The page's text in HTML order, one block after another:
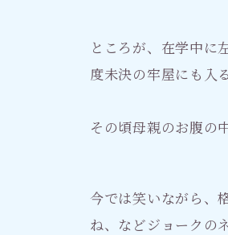
ところが、在学中に
度未決の牢屋にも入
その頃母親のお腹の
今では笑いながら、
ね、などジョークの